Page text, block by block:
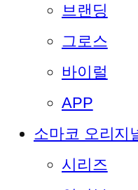
브랜딩
그로스
바이럴
APP
소마코 오리지
시리즈